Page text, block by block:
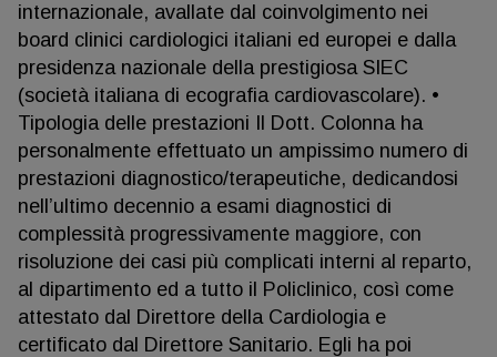
internazionale, avallate dal coinvolgimento nei
board clinici cardiologici italiani ed europei e dalla
presidenza nazionale della prestigiosa SIEC
(società italiana di ecografia cardiovascolare). •
Tipologia delle prestazioni Il Dott. Colonna ha
personalmente effettuato un ampissimo numero di
prestazioni diagnostico/terapeutiche, dedicandosi
nell’ultimo decennio a esami diagnostici di
complessità progressivamente maggiore, con
risoluzione dei casi più complicati interni al reparto,
al dipartimento ed a tutto il Policlinico, così come
attestato dal Direttore della Cardiologia e
certificato dal Direttore Sanitario. Egli ha poi